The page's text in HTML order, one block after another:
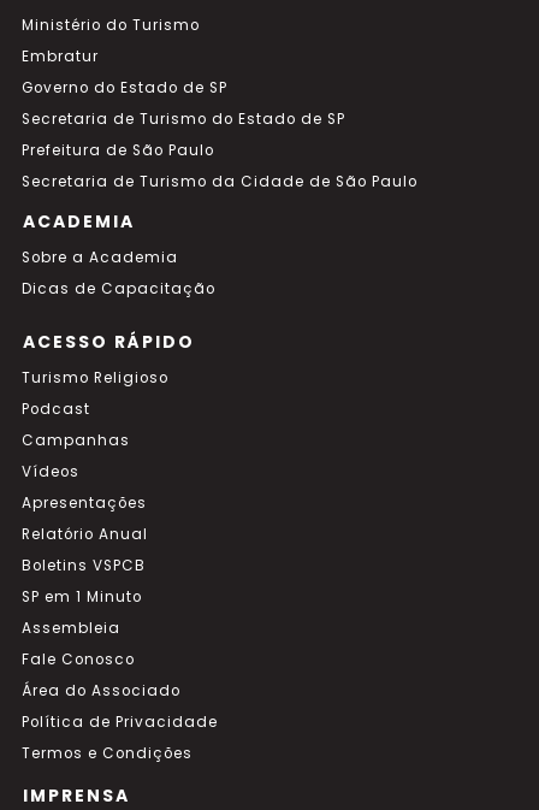
Ministério do Turismo
Embratur
Governo do Estado de SP
Secretaria de Turismo do Estado de SP
Prefeitura de São Paulo
Secretaria de Turismo da Cidade de São Paulo
ACADEMIA
Sobre a Academia
Dicas de Capacitação
ACESSO RÁPIDO
Turismo Religioso
Podcast
Campanhas
Vídeos
Apresentações
Relatório Anual
Boletins VSPCB
SP em 1 Minuto
Assembleia
Fale Conosco
Área do Associado
Política de Privacidade
Termos e Condições
IMPRENSA